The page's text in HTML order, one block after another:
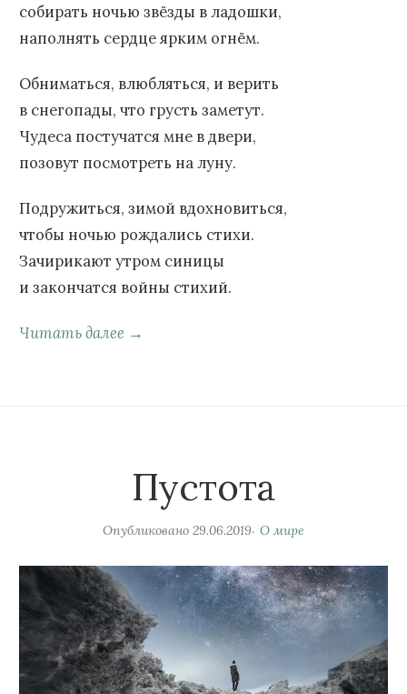
собирать ночью звёзды в ладошки,
наполнять сердце ярким огнём.
Обниматься, влюбляться, и верить
в снегопады, что грусть заметут.
Чудеса постучатся мне в двери,
позовут посмотреть на луну.
Подружиться, зимой вдохновиться,
чтобы ночью рождались стихи.
Зачирикают утром синицы
и закончатся войны стихий.
Читать далее →
Пустота
Опубликовано 29.06.2019 О мире